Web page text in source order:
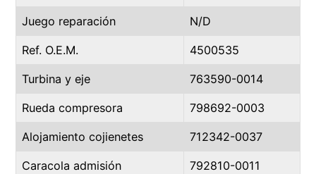
Juego reparación N/D
Ref. O.E.M. 4500535
Turbina y eje 763590-0014
Rueda compresora 798692-0003
Alojamiento cojienetes 712342-0037
Caracola admisión 792810-0011